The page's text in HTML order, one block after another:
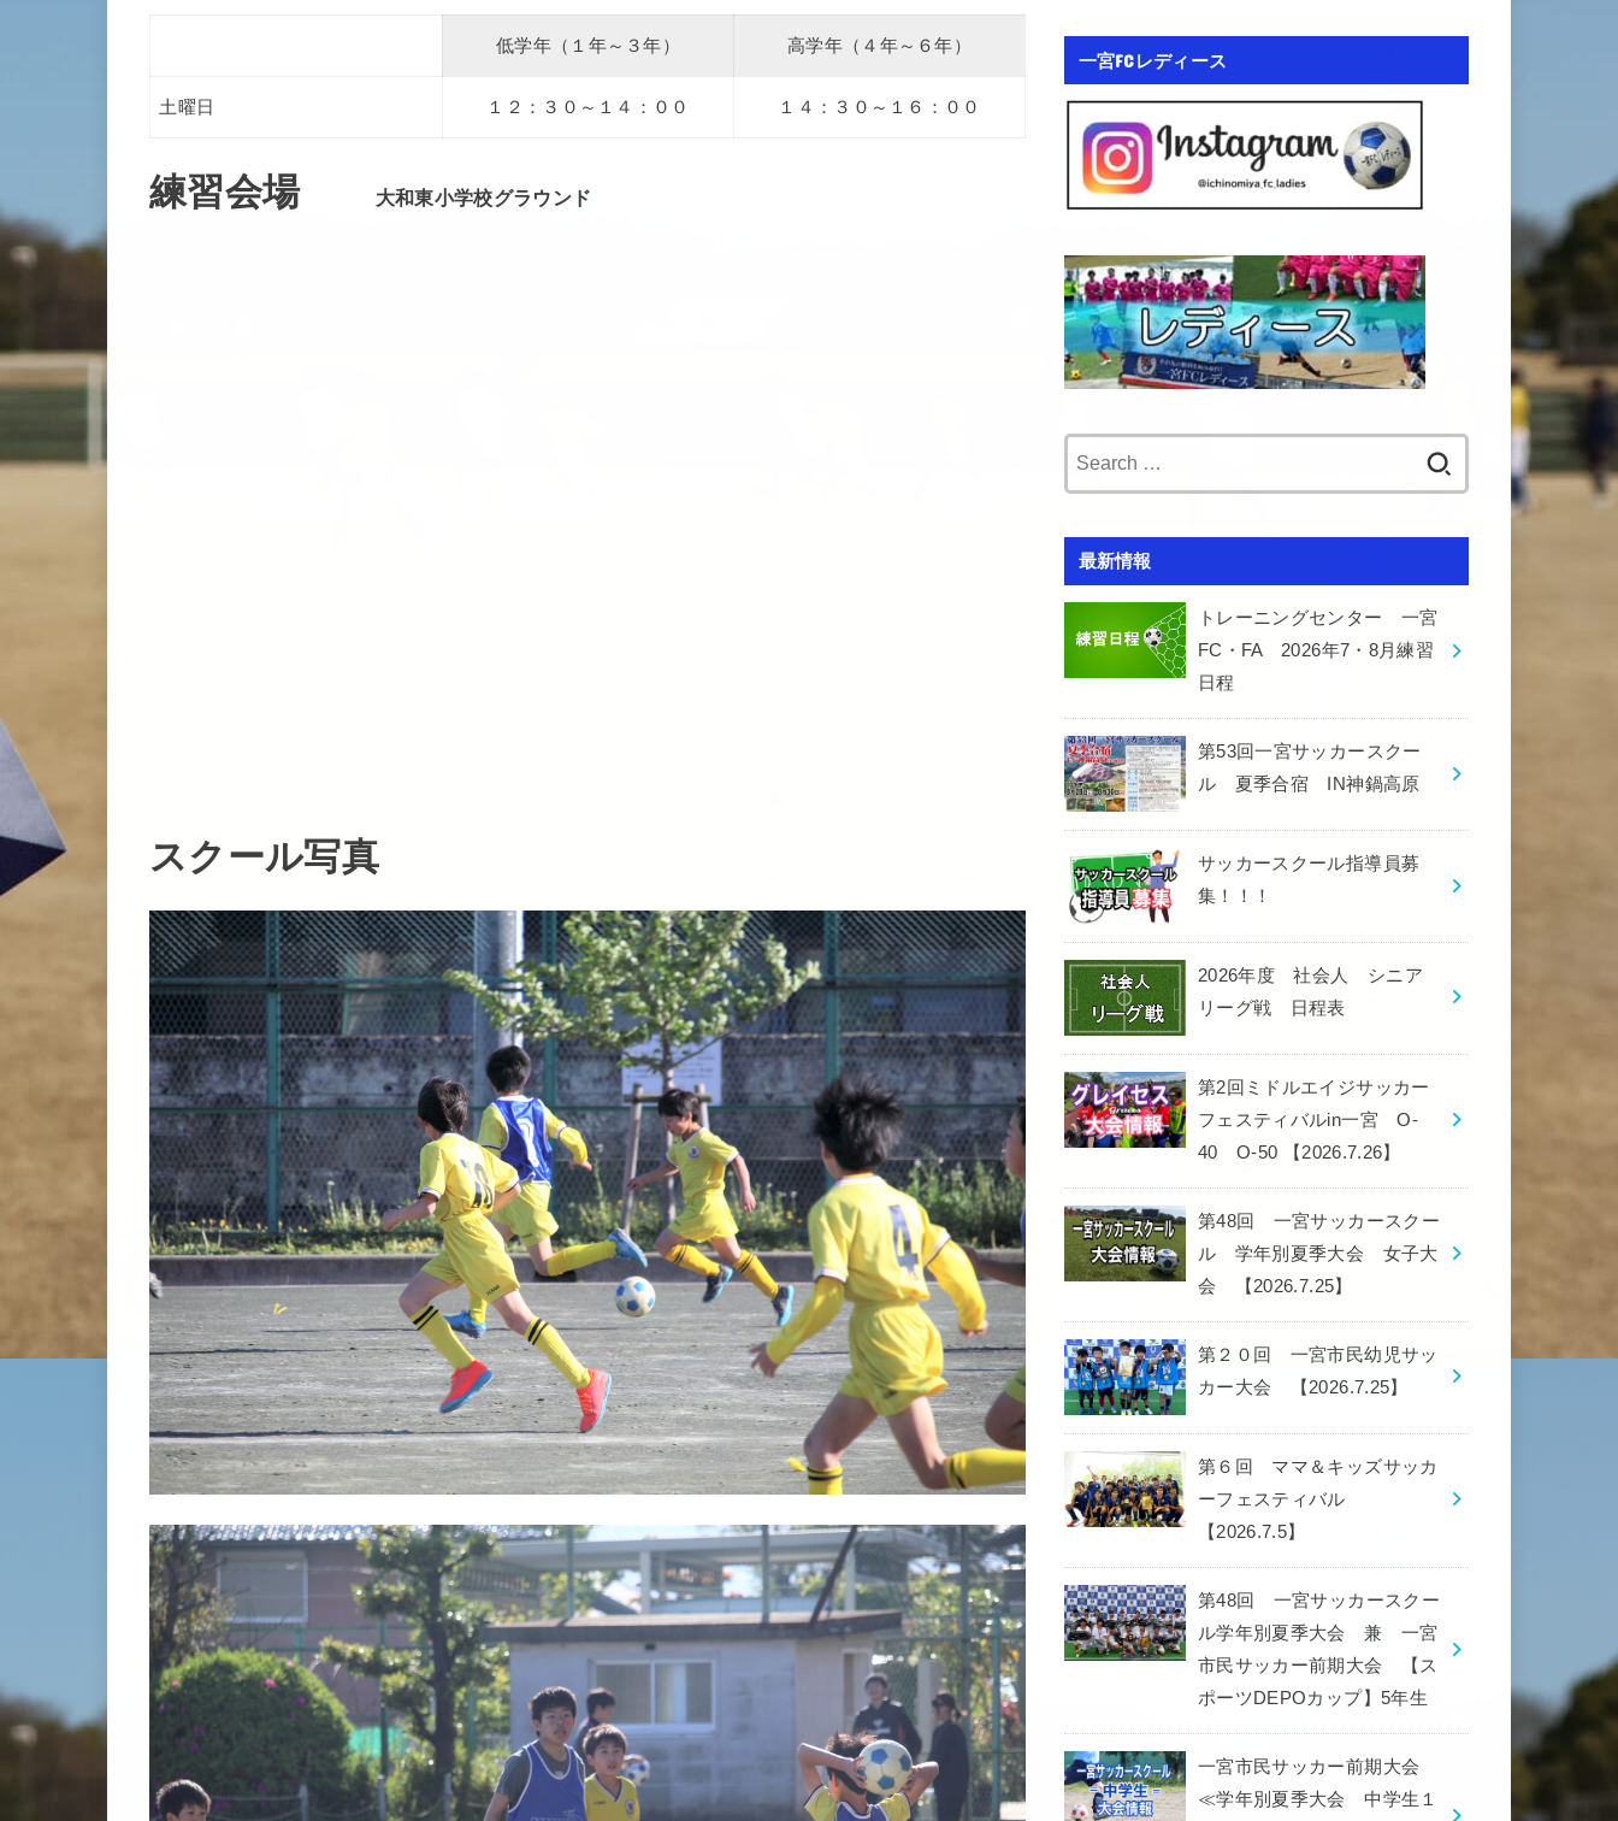
低学年（１年～３年） 高学年（４年～６年）
土曜日 １２：３０～１４：００ １４：３０～１６：００
練習会場 大和東小学校グラウンド
スクール写真
一宮FCレディース
最新情報
トレーニングセンター 一宮
FC・FA 2026年7・8月練習
日程
第53回一宮サッカースクー
ル 夏季合宿 IN神鍋高原
サッカースクール指導員募
集！！！
2026年度 社会人 シニア
リーグ戦 日程表
第2回ミドルエイジサッカー
フェスティバルin一宮 O-
40 O-50 【2026.7.26】
第48回 一宮サッカースクー
ル 学年別夏季大会 女子大
会 【2026.7.25】
第２０回 一宮市民幼児サッ
カー大会 【2026.7.25】
第６回 ママ＆キッズサッカ
ーフェスティバル
【2026.7.5】
第48回 一宮サッカースクー
ル学年別夏季大会 兼 一宮
市民サッカー前期大会 【ス
ポーツDEPOカップ】5年生
一宮市民サッカー前期大会
≪学年別夏季大会 中学生１